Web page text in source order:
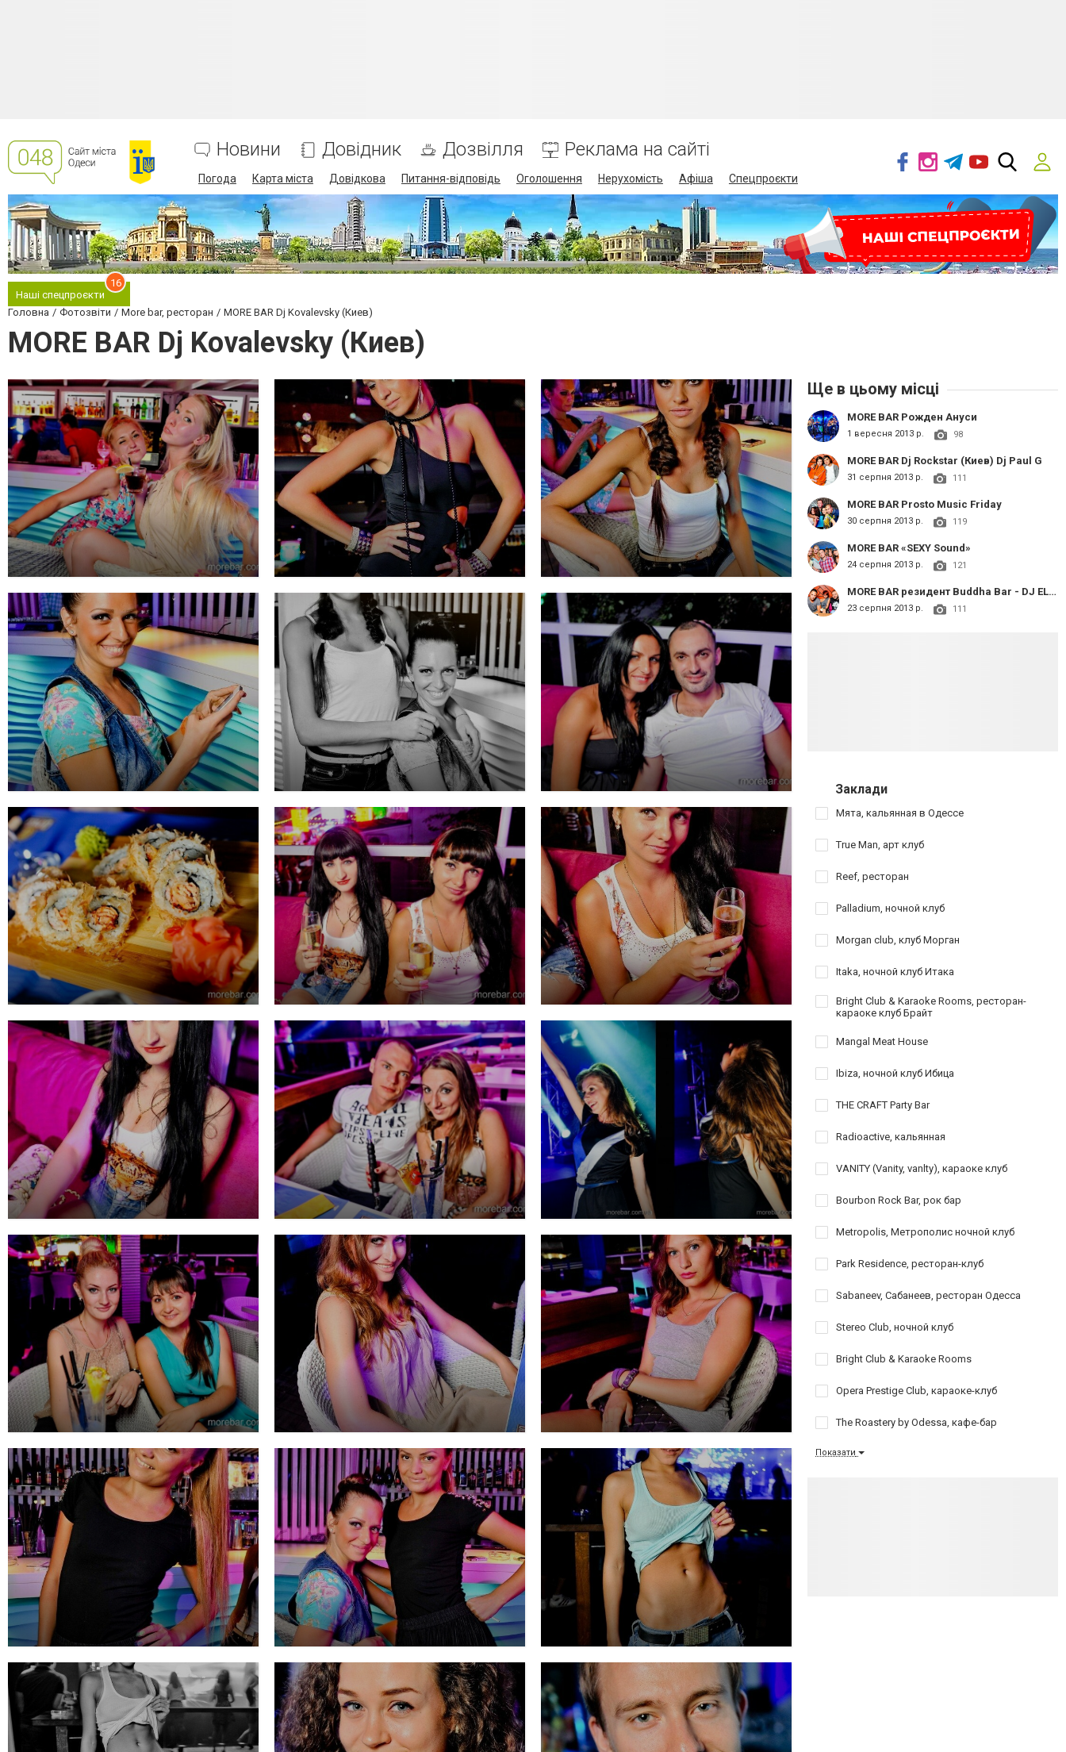
Новини Довідник Дозвілля Реклама на сайті
Погода Карта міста Довідкова Питання-відповідь Оголошення Нерухомість Афіша Спецпроєкти
Наші спецпроєкти
16
Головна Фотозвіти More bar, ресторан MORE BAR Dj Kovalevsky (Киев)
MORE BAR Dj Kovalevsky (Киев)
Ще в цьому місці
MORE BAR Рожден Ануси
1 вересня 2013 р. 98
MORE BAR Dj Rockstar (Киев) Dj Paul G
31 серпня 2013 р. 111
MORE BAR Prosto Music Friday
30 серпня 2013 р. 119
MORE BAR «SEXY Sound»
24 серпня 2013 р. 121
MORE BAR резидент Buddha Bar - DJ ELDAR
23 серпня 2013 р. 111
Заклади
Мята, кальянная в Одессе
True Man, арт клуб
Reef, ресторан
Palladium, ночной клуб
Morgan club, клуб Морган
Itaka, ночной клуб Итака
Bright Club & Karaoke Rooms, ресторан-
караоке клуб Брайт
Mangal Meat House
Ibiza, ночной клуб Ибица
THE CRAFT Party Bar
Radioactive, кальянная
VANITY (Vanity, vanlty), караоке клуб
Bourbon Rock Bar, рок бар
Metropolis, Метрополис ночной клуб
Park Residence, ресторан-клуб
Sabaneev, Сабанеев, ресторан Одесса
Stereo Club, ночной клуб
Bright Club & Karaoke Rooms
Opera Prestige Club, караоке-клуб
The Roastery by Odessa, кафе-бар
Показати